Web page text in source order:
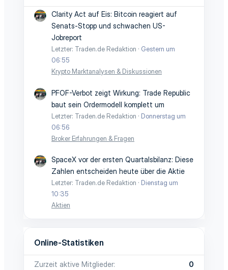
Clarity Act auf Eis: Bitcoin reagiert auf
Senats-Stopp und schwachen US-
Jobreport
Letzter: Traden.de Redaktion
Gestern um
06:55
Krypto Marktanalysen & Diskussionen
PFOF-Verbot zeigt Wirkung: Trade Republic
baut sein Ordermodell komplett um
Letzter: Traden.de Redaktion
Donnerstag um
06:56
Broker Erfahrungen & Fragen
SpaceX vor der ersten Quartalsbilanz: Diese
Zahlen entscheiden heute über die Aktie
Letzter: Traden.de Redaktion
Dienstag um
10:35
Aktien
Online-Statistiken
Zurzeit aktive Mitglieder
0